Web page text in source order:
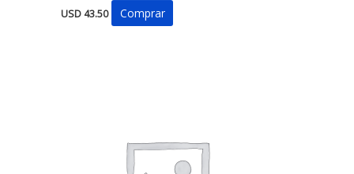
USD 43.50 Comprar